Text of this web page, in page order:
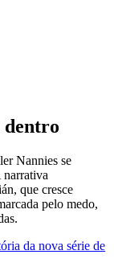
dentro
Nannies se
narrativa
que cresce
pelo medo,